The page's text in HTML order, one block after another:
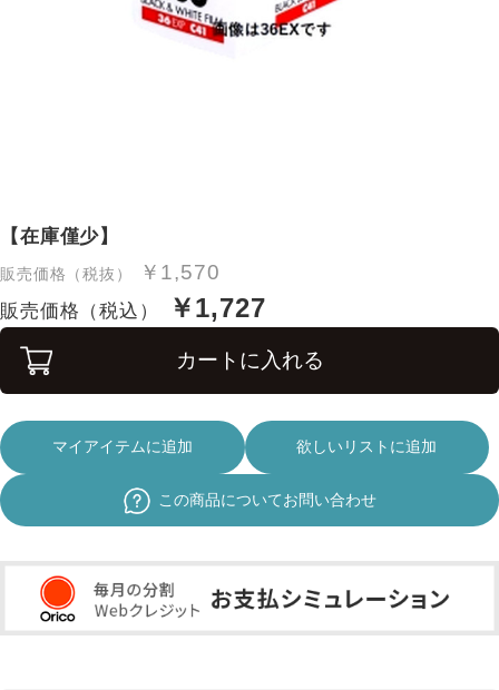
【在庫僅少】
販売価格（税抜） ￥1,570
販売価格（税込） ￥1,727
カートに入れる
マイアイテムに追加 欲しいリストに追加
この商品についてお問い合わせ